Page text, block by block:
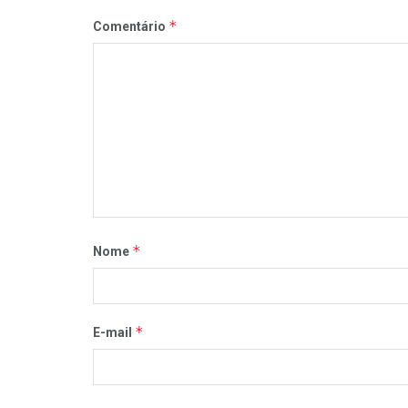
Comentário *
Nome *
E-mail *